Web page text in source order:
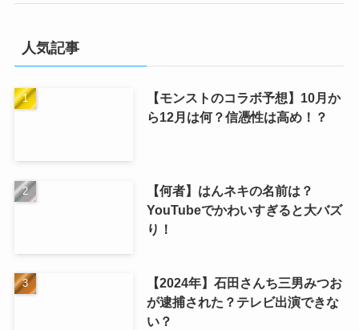
人気記事
【モンストのコラボ予想】10月か
ら12月は何？信憑性は高め！？
【何者】はんネキの名前は？
YouTubeでかわいすぎると大バズ
り！
【2024年】石田さんち三男みつお
が逮捕された？テレビ出演できな
い？